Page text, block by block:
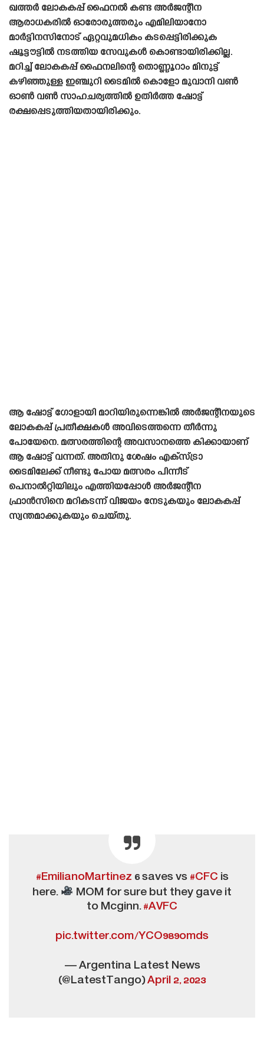
ഖത്തർ ലോകകപ്പ് ഫൈനൽ കണ്ട അർജന്റീന
ആരാധകരിൽ ഓരോരുത്തരും എമിലിയാനോ
മാർട്ടിനസിനോട് ഏറ്റവുമധികം കടപ്പെട്ടിരിക്കുക
ഷൂട്ടൗട്ടിൽ നടത്തിയ സേവുകൾ കൊണ്ടായിരിക്കില്ല.
മറിച്ച് ലോകകപ്പ് ഫൈനലിന്റെ തൊണ്ണൂറാം മിനുട്ട്
കഴിഞ്ഞുള്ള ഇഞ്ചുറി ടൈമിൽ കൊളോ മുവാനി വൺ
ഓൺ വൺ സാഹചര്യത്തിൽ ഉതിർത്ത ഷോട്ട്
രക്ഷപ്പെടുത്തിയതായിരിക്കും.
ആ ഷോട്ട് ഗോളായി മാറിയിരുന്നെങ്കിൽ അർജന്റീനയുടെ
ലോകകപ്പ് പ്രതീക്ഷകൾ അവിടെത്തന്നെ തീർന്നു
പോയേനെ. മത്സരത്തിന്റെ അവസാനത്തെ കിക്കായാണ്
ആ ഷോട്ട് വന്നത്. അതിനു ശേഷം എക്‌സ്ട്രാ
ടൈമിലേക്ക് നീണ്ടു പോയ മത്സരം പിന്നീട്
പെനാൽറ്റിയിലും എത്തിയപ്പോൾ അർജന്റീന
ഫ്രാൻസിനെ മറികടന്ന് വിജയം നേടുകയും ലോകകപ്പ്
സ്വന്തമാക്കുകയും ചെയ്‌തു.
#EmilianoMartinez 6 saves vs #CFC is
here.
MOM for sure but they gave it
to Mcginn.#AVFC
pic.twitter.com/YCO989omds
— Argentina Latest News
(@LatestTango)April 2, 2023